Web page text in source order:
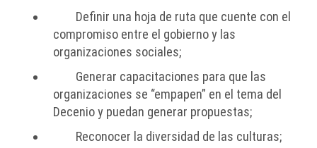
Definir una hoja de ruta que cuente con el
compromiso entre el gobierno y las
organizaciones sociales;
Generar capacitaciones para que las
organizaciones se “empapen” en el tema del
Decenio y puedan generar propuestas;
Reconocer la diversidad de las culturas;